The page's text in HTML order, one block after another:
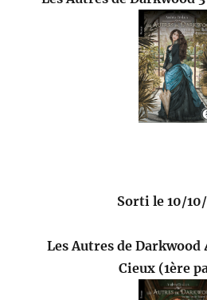
Sorti le 10/
Les Autres de Darkwood
Cieux (1ère